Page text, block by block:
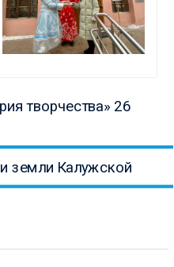
творчества» 26
земли Калужской